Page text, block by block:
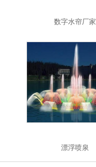
数字水帘厂家
漂浮喷泉